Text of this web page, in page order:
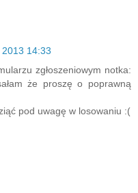
14:33
zgłoszeniowym notka:
że proszę o poprawną
pod uwagę w losowaniu :(